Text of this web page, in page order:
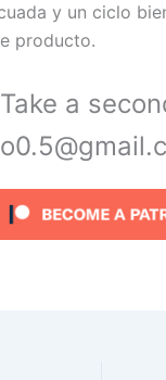
y un ciclo
producto.
a